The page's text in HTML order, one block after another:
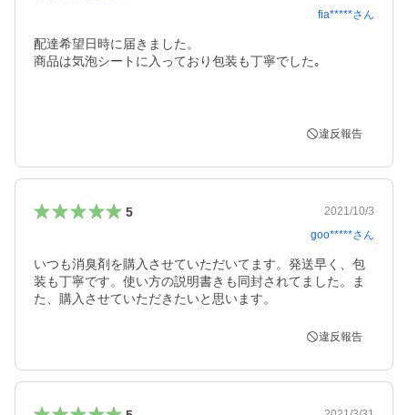
fia*****さん
配達希望日時に届きました。
商品は気泡シートに入っており包装も丁寧でした｡
違反報告
5
2021/10/3
goo*****さん
いつも消臭剤を購入させていただいてます。発送早く、包
装も丁寧です。使い方の説明書きも同封されてました。ま
た、購入させていただきたいと思います。
違反報告